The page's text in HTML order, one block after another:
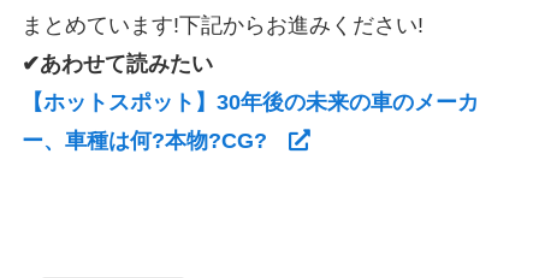
まとめています!下記からお進みください!
✔あわせて読みたい
【ホットスポット】30年後の未来の車のメーカ
ー、車種は何?本物?CG?